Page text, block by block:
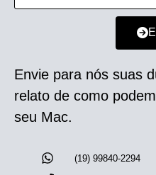
Envie para nós suas
relato de como
seu Mac.
(19) 99840-2294